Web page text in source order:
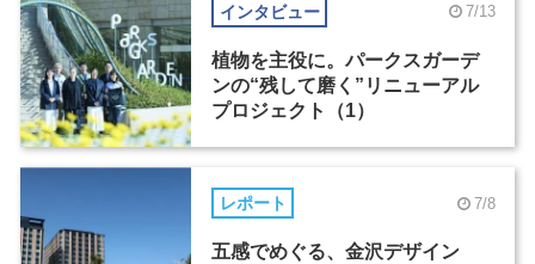
インタビュー 7/13
植物を主役に。パークスガーデ
ンの“残して磨く”リニューアル
プロジェクト（1）
レポート 7/8
五感でめぐる、金沢デザイン